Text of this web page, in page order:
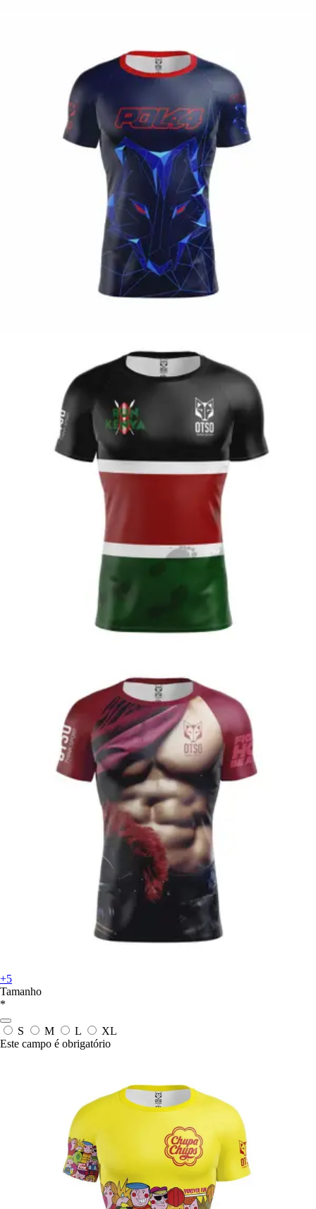
+5
Tamanho
*
S M L
XL
Este campo é obrigatório